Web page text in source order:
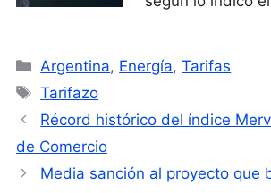
Categorías
Argentina, Energía,Tarifas
Etiquetas
Tarifazo
Récord histórico del índice
de Comercio
Media sanción al proyecto que